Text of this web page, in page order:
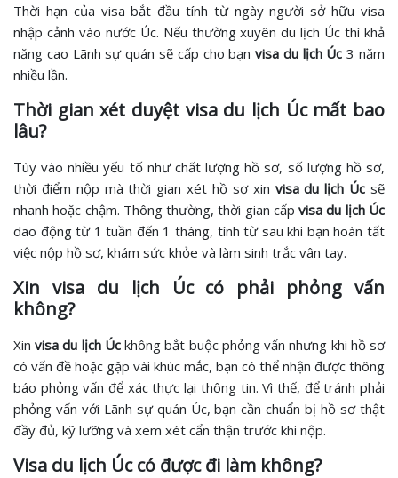
Thời hạn của visa bắt đầu tính từ ngày người sở hữu visa
nhập cảnh vào nước Úc. Nếu thường xuyên du lịch Úc thì khả
năng cao Lãnh sự quán sẽ cấp cho bạnvisa du lịch Úc 3 năm
nhiều lần.
Thời gian xét duyệt visa du lịch Úc mất bao
lâu?
Tùy vào nhiều yếu tố như chất lượng hồ sơ, số lượng hồ sơ,
thời điểm nộp mà thời gian xét hồ sơ xin visa du lịch Úcsẽ
nhanh hoặc chậm. Thông thường, thời gian cấpvisa du lịch Úc
dao động từ 1 tuần đến 1 tháng, tính từ sau khi bạn hoàn tất
việc nộp hồ sơ, khám sức khỏe và làm sinh trắc vân tay.
Xin visa du lịch Úc có phải phỏng vấn
không?
Xinvisa du lịch Úckhông bắt buộc phỏng vấn nhưng khi hồ sơ
có vấn đề hoặc gặp vài khúc mắc, bạn có thể nhận được thông
báo phỏng vấn để xác thực lại thông tin. Vì thế, để tránh phải
phỏng vấn với Lãnh sự quán Úc, bạn cần chuẩn bị hồ sơ thật
đầy đủ, kỹ lưỡng và xem xét cẩn thận trước khi nộp.
Visa du lịch Úc có được đi làm không?